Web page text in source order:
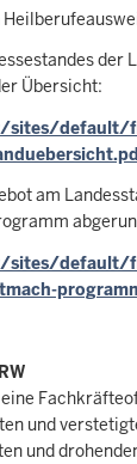
der
Übersicht:
sites/default/
am
sites/default/
und
und